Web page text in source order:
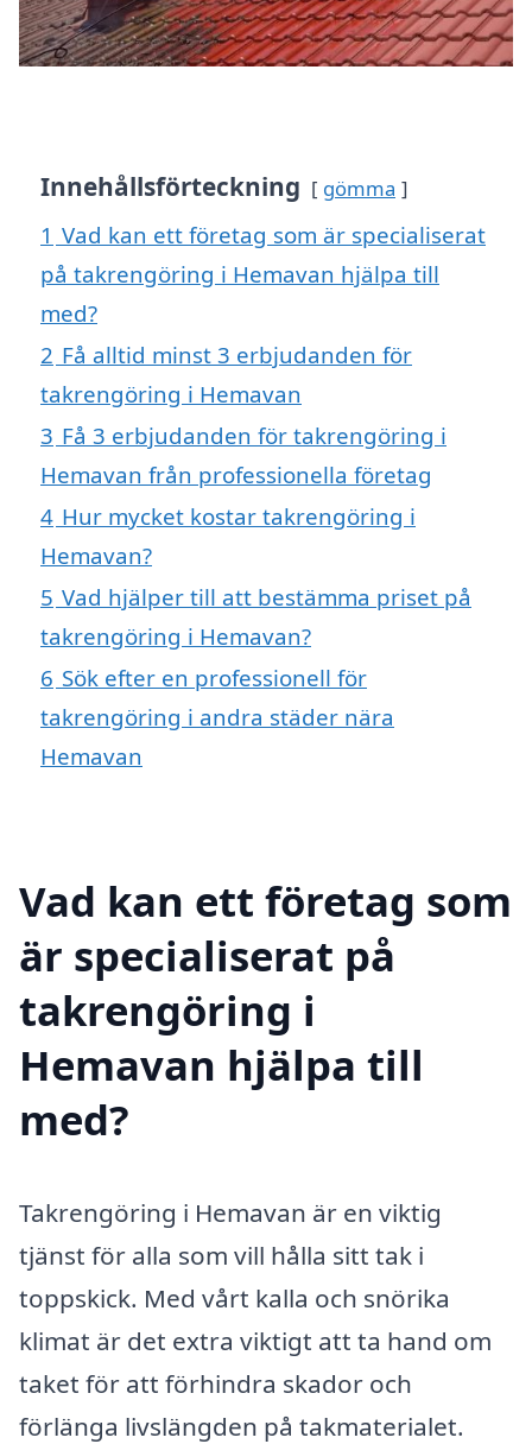
Innehållsförteckning gömma
1 Vad kan ett företag som är specialiserat
på takrengöring i Hemavan hjälpa till
med?
2 Få alltid minst 3 erbjudanden för
takrengöring i Hemavan
3 Få 3 erbjudanden för takrengöring i
Hemavan från professionella företag
4 Hur mycket kostar takrengöring i
Hemavan?
5 Vad hjälper till att bestämma priset på
takrengöring i Hemavan?
6 Sök efter en professionell för
takrengöring i andra städer nära
Hemavan
Vad kan ett företag som
är specialiserat på
takrengöring i
Hemavan hjälpa till
med?
Takrengöring i Hemavan är en viktig
tjänst för alla som vill hålla sitt tak i
toppskick. Med vårt kalla och snörika
klimat är det extra viktigt att ta hand om
taket för att förhindra skador och
förlänga livslängden på takmaterialet.